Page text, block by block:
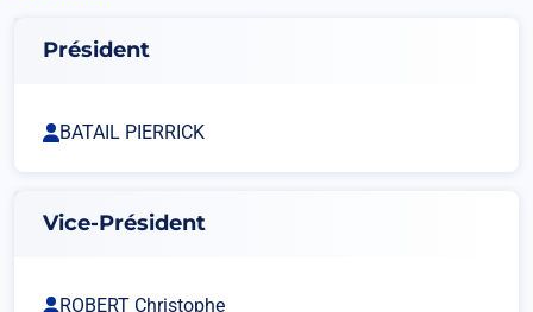
Président
BATAIL PIERRICK
Vice-Président
ROBERT Christophe